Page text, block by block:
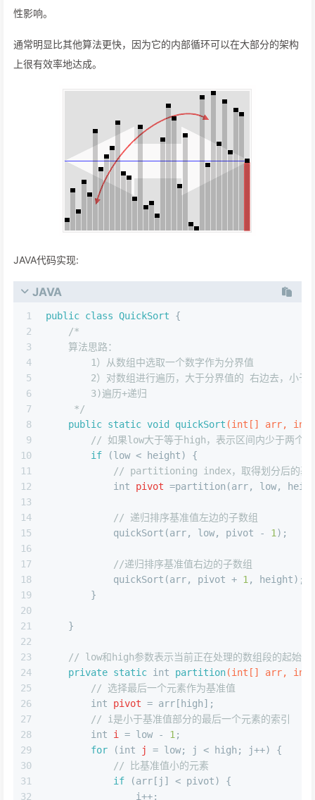
性影响。
通常明显比其他算法更快，因为它的内部循环可以在大部分的架构
上很有效率地达成。
JAVA代码实现:
JAVA
1
2
3
4
5
6
7
8
9
10
11
12
13
14
15
16
17
18
19
20
21
22
23
24
25
26
27
28
29
30
31
32
public class QuickSort {
/*
    算法思路：
        1）从数组中选取一个数字作为分界值
2）对数组进行遍历，大于分界值的 右边去，小于
        3)遍历+递归
     */
public static void quickSort (int [] arr, int
// 如果low大于等于high，表示区间内少于两个元
if (low < height) {
// partitioning index，取得划分后的基
int
pivot =partition(arr, low,
// 递归排序基准值左边的子数组
            quickSort(arr, low, pivot -
1 );
//递归排序基准值右边的子数组
            quickSort(arr, pivot +
1 , height);
        }
    }
// low和high参数表示当前正在处理的数组段的起始
private static int partition(int [] arr, int
// 选择最后一个元素作为基准值
int
pivot = arr[high];
// i是小于基准值部分的最后一个元素的索引
int
i = low - 1 ;
for (int j = low; j < high; j++) {
// 比基准值小的元素
if (arr[j] < pivot) {
                i++;